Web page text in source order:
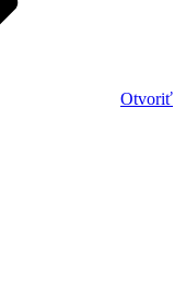
Otvoriť